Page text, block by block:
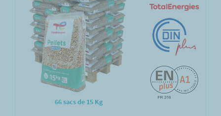
66 sacs de 15 Kg